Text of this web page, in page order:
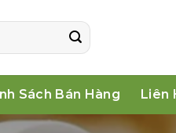
Sách Bán Hàng Liên